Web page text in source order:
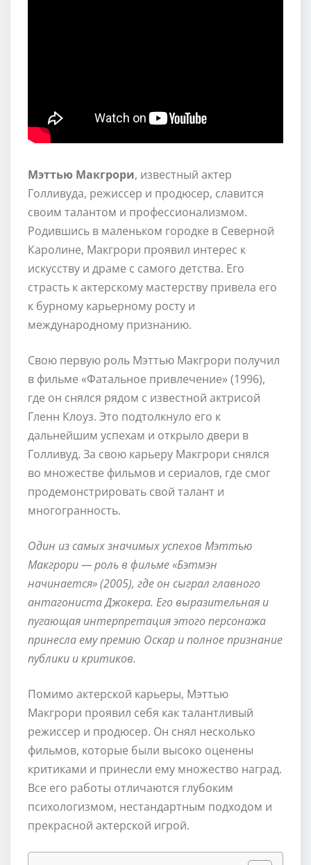
Мэттью Макгрори, известный актер
Голливуда, режиссер и продюсер, славится
своим талантом и профессионализмом.
Родившись в маленьком городке в Северной
Каролине, Макгрори проявил интерес к
искусству и драме с самого детства. Его
страсть к актерскому мастерству привела его
к бурному карьерному росту и
международному признанию.
Свою первую роль Мэттью Макгрори получил
в фильме «Фатальное привлечение» (1996),
где он снялся рядом с известной актрисой
Гленн Клоуз. Это подтолкнуло его к
дальнейшим успехам и открыло двери в
Голливуд. За свою карьеру Макгрори снялся
во множестве фильмов и сериалов, где смог
продемонстрировать свой талант и
многогранность.
Один из самых значимых успехов Мэттью
Макгрори — роль в фильме «Бэтмэн
начинается» (2005), где он сыграл главного
антагониста Джокера. Его выразительная и
пугающая интерпретация этого персонажа
принесла ему премию Оскар и полное признание
публики и критиков.
Помимо актерской карьеры, Мэттью
Макгрори проявил себя как талантливый
режиссер и продюсер. Он снял несколько
фильмов, которые были высоко оценены
критиками и принесли ему множество наград.
Все его работы отличаются глубоким
психологизмом, нестандартным подходом и
прекрасной актерской игрой.